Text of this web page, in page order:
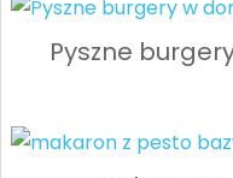
Pyszne